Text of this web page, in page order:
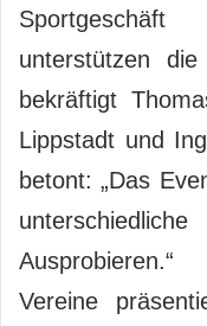
unterstützen
bekräftigt
Lippstadt und
betont: „Das
Vereine